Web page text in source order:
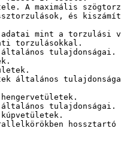
torzulásokkal.